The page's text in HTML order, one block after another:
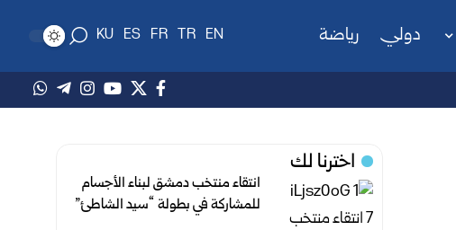
دولي رياضة EN
TR
FR
ES
KU
اخترنا لك
انتقاء منتخب دمشق لبناء الأجسام
للمشاركة في بطولة “سيد الشاطئ”